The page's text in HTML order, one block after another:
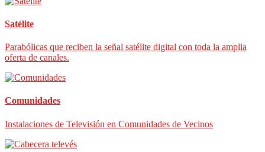
Satélite
Parabólicas que reciben la señal satélite digital con toda la amplia
oferta de canales.
Comunidades
Instalaciones de Televisión en Comunidades de Vecinos